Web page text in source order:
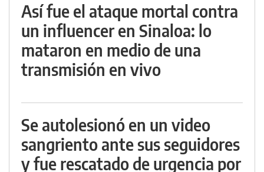
Así fue el ataque mortal contra
un influencer en Sinaloa: lo
mataron en medio de una
transmisión en vivo
Se autolesionó en un video
sangriento ante sus seguidores
y fue rescatado de urgencia por